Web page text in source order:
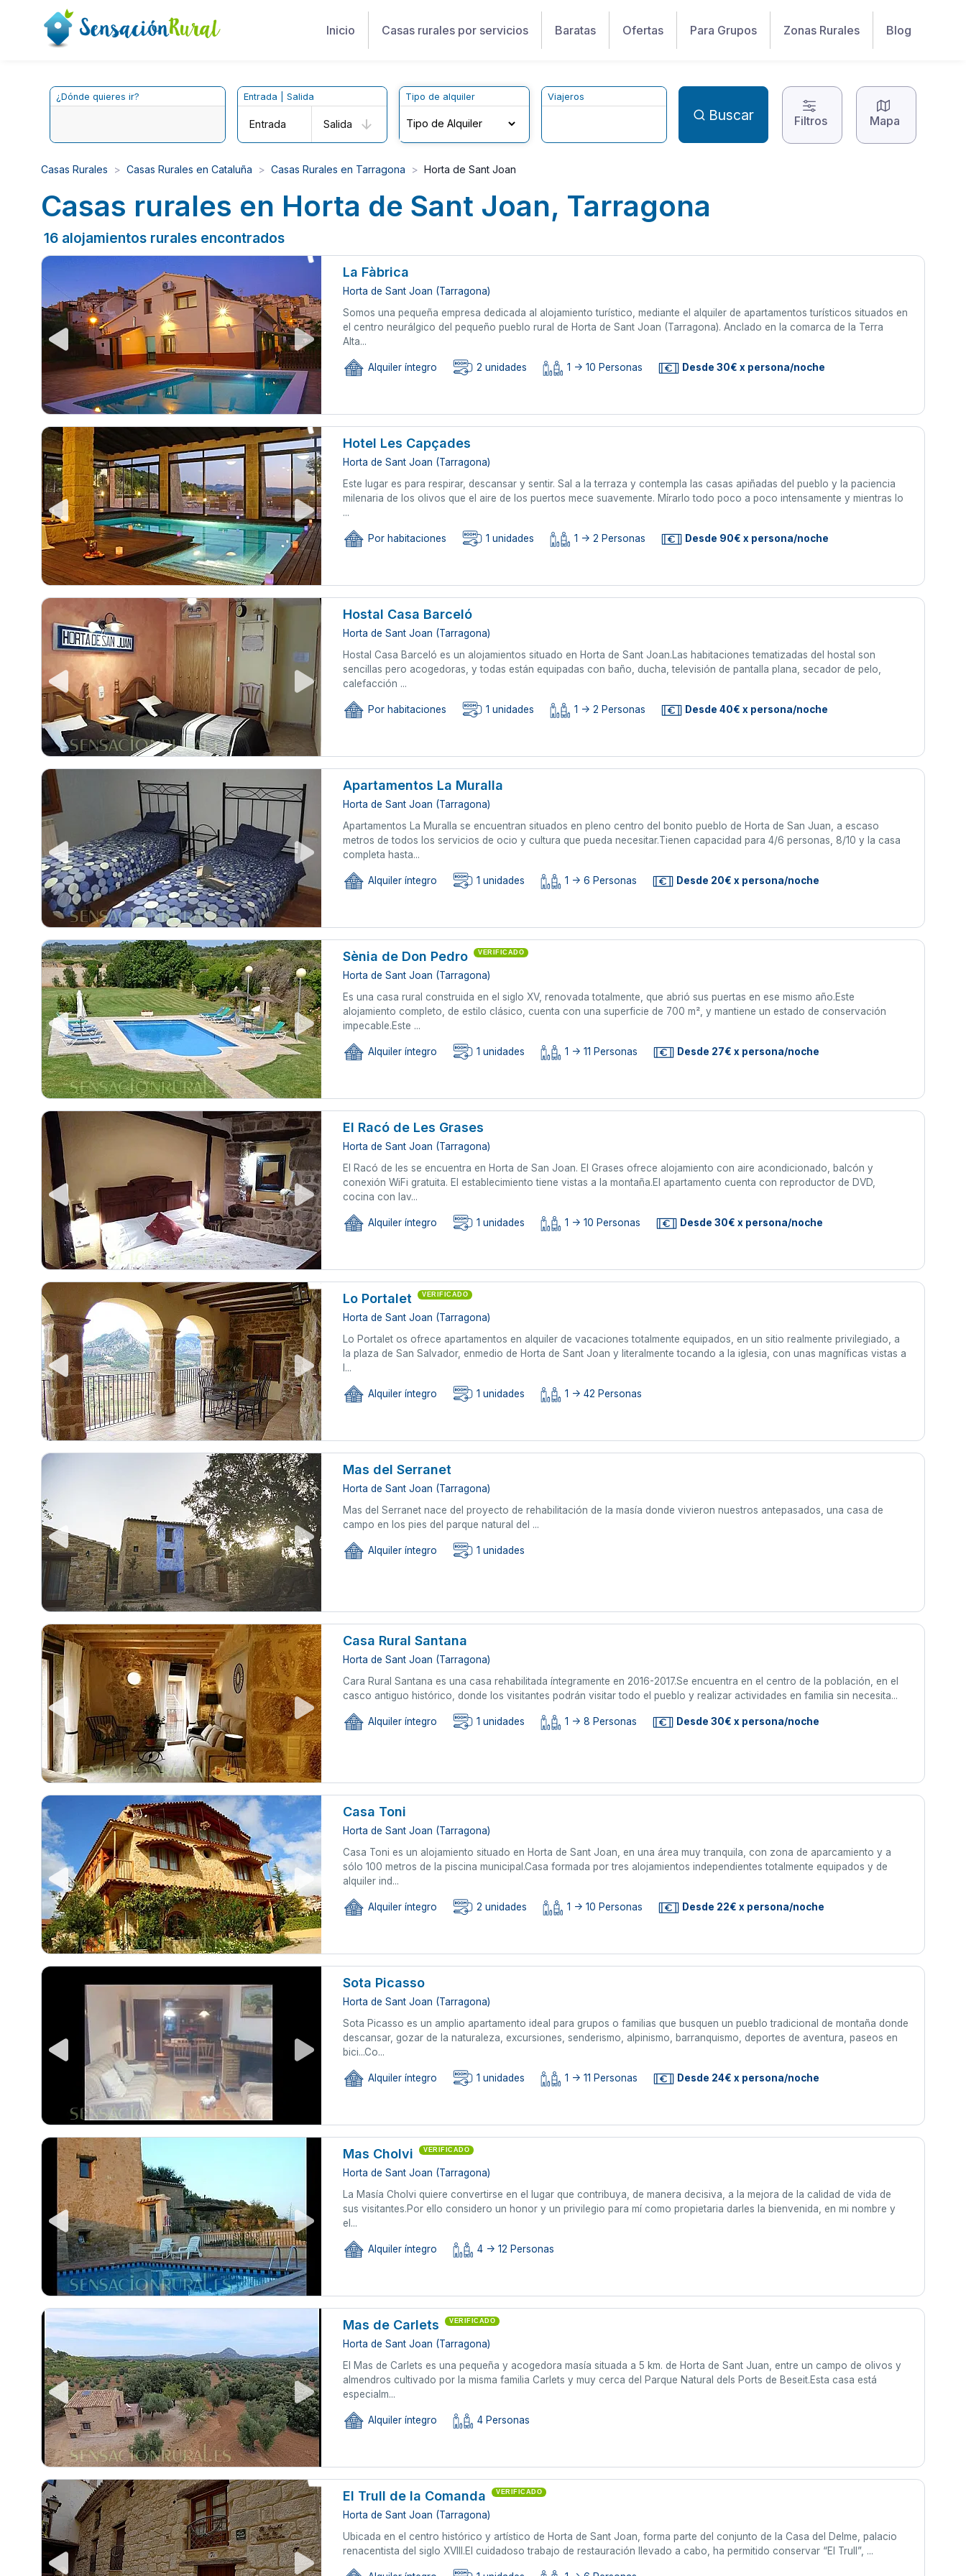
Inicio Casas rurales por servicios Baratas Ofertas Para Grupos Zonas Rurales Blog
¿Dónde quieres ir? Entrada | Salida
Entrada Salida
Tipo de alquiler Viajeros
Buscar Filtros Mapa
Casas Rurales Casas Rurales en Cataluña Casas Rurales en Tarragona Horta de Sant Joan
Casas rurales en Horta de Sant Joan, Tarragona
16 alojamientos rurales encontrados
La Fàbrica
Horta de Sant Joan (Tarragona)
Somos una pequeña empresa dedicada al alojamiento turístico, mediante el alquiler de apartamentos turísticos situados en
el centro neurálgico del pequeño pueblo rural de Horta de Sant Joan (Tarragona). Anclado en la comarca de la Terra
Alta...
Alquiler íntegro 2 unidades 1 -> 10 Personas Desde 30€ x persona/noche
Hotel Les Capçades
Horta de Sant Joan (Tarragona)
Este lugar es para respirar, descansar y sentir. Sal a la terraza y contempla las casas apiñadas del pueblo y la paciencia
milenaria de los olivos que el aire de los puertos mece suavemente. Mírarlo todo poco a poco intensamente y mientras lo
...
Por habitaciones 1 unidades 1 -> 2 Personas Desde 90€ x persona/noche
Hostal Casa Barceló
Horta de Sant Joan (Tarragona)
Hostal Casa Barceló es un alojamientos situado en Horta de Sant Joan.Las habitaciones tematizadas del hostal son
sencillas pero acogedoras, y todas están equipadas con baño, ducha, televisión de pantalla plana, secador de pelo,
calefacción ...
Por habitaciones 1 unidades 1 -> 2 Personas Desde 40€ x persona/noche
Apartamentos La Muralla
Horta de Sant Joan (Tarragona)
Apartamentos La Muralla se encuentran situados en pleno centro del bonito pueblo de Horta de San Juan, a escaso
metros de todos los servicios de ocio y cultura que pueda necesitar.Tienen capacidad para 4/6 personas, 8/10 y la casa
completa hasta...
Alquiler íntegro 1 unidades 1 -> 6 Personas Desde 20€ x persona/noche
Sènia de Don Pedro VERIFICADO
Horta de Sant Joan (Tarragona)
Es una casa rural construida en el siglo XV, renovada totalmente, que abrió sus puertas en ese mismo año.Este
alojamiento completo, de estilo clásico, cuenta con una superficie de 700 m², y mantiene un estado de conservación
impecable.Este ...
Alquiler íntegro 1 unidades 1 -> 11 Personas Desde 27€ x persona/noche
El Racó de Les Grases
Horta de Sant Joan (Tarragona)
El Racó de les se encuentra en Horta de San Joan. El Grases ofrece alojamiento con aire acondicionado, balcón y
conexión WiFi gratuita. El establecimiento tiene vistas a la montaña.El apartamento cuenta con reproductor de DVD,
cocina con lav...
Alquiler íntegro 1 unidades 1 -> 10 Personas Desde 30€ x persona/noche
Lo Portalet VERIFICADO
Horta de Sant Joan (Tarragona)
Lo Portalet os ofrece apartamentos en alquiler de vacaciones totalmente equipados, en un sitio realmente privilegiado, a
la plaza de San Salvador, enmedio de Horta de Sant Joan y literalmente tocando a la iglesia, con unas magníficas vistas a
l...
Alquiler íntegro 1 unidades 1 -> 42 Personas
Mas del Serranet
Horta de Sant Joan (Tarragona)
Mas del Serranet nace del proyecto de rehabilitación de la masía donde vivieron nuestros antepasados, una casa de
campo en los pies del parque natural del ...
Alquiler íntegro 1 unidades
Casa Rural Santana
Horta de Sant Joan (Tarragona)
Cara Rural Santana es una casa rehabilitada íntegramente en 2016-2017.Se encuentra en el centro de la población, en el
casco antiguo histórico, donde los visitantes podrán visitar todo el pueblo y realizar actividades en familia sin necesita...
Alquiler íntegro 1 unidades 1 -> 8 Personas Desde 30€ x persona/noche
Casa Toni
Horta de Sant Joan (Tarragona)
Casa Toni es un alojamiento situado en Horta de Sant Joan, en una área muy tranquila, con zona de aparcamiento y a
sólo 100 metros de la piscina municipal.Casa formada por tres alojamientos independientes totalmente equipados y de
alquiler ind...
Alquiler íntegro 2 unidades 1 -> 10 Personas Desde 22€ x persona/noche
Sota Picasso
Horta de Sant Joan (Tarragona)
Sota Picasso es un amplio apartamento ideal para grupos o familias que busquen un pueblo tradicional de montaña donde
descansar, gozar de la naturaleza, excursiones, senderismo, alpinismo, barranquismo, deportes de aventura, paseos en
bici...Co...
Alquiler íntegro 1 unidades 1 -> 11 Personas Desde 24€ x persona/noche
Mas Cholvi VERIFICADO
Horta de Sant Joan (Tarragona)
La Masía Cholvi quiere convertirse en el lugar que contribuya, de manera decisiva, a la mejora de la calidad de vida de
sus visitantes.Por ello considero un honor y un privilegio para mí como propietaria darles la bienvenida, en mi nombre y
el...
Alquiler íntegro 4 -> 12 Personas
Mas de Carlets VERIFICADO
Horta de Sant Joan (Tarragona)
El Mas de Carlets es una pequeña y acogedora masía situada a 5 km. de Horta de Sant Juan, entre un campo de olivos y
almendros cultivado por la misma familia Carlets y muy cerca del Parque Natural dels Ports de Beseit.Esta casa está
especialm...
Alquiler íntegro 4 Personas
El Trull de la Comanda VERIFICADO
Horta de Sant Joan (Tarragona)
Ubicada en el centro histórico y artístico de Horta de Sant Joan, forma parte del conjunto de la Casa del Delme, palacio
renacentista del siglo XVIII.El cuidadoso trabajo de restauración llevado a cabo, ha permitido conservar “El Trull”, ...